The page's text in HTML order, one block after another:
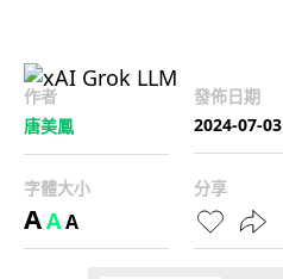
作者
唐美鳳
發佈日期
2024-07-03
字體大小
AAA
分享